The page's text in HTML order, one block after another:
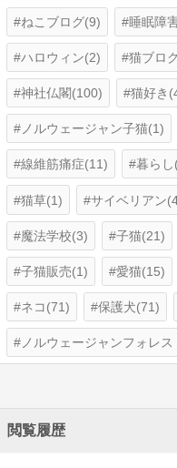
ねこブログ(9) 睡眠障
ハロウィン(2) 猫ブロ
神社仏閣(100) 猫好き
ノルウェージャン子猫(1)
線維筋痛症(11) 暮ら
猫草(1) サイベリアン
魔法学校(3) 子猫(21)
子猫販売(1) 愛猫(15)
ネコ(71) 保護犬(71)
ノルウェージャンフォレ
閲覧履歴